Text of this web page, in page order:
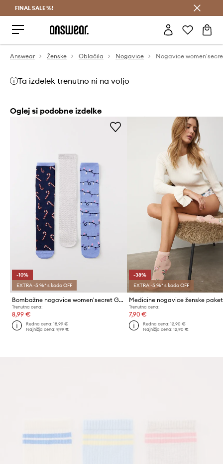
FINAL SALE %!
Answear Ženske Oblačila Nogavice Nogavice
Ta izdelek trenutno ni na voljo
Oglej si podobne izdelke
-10%
EXTRA -5 %* s kodo OFF
Bombažne nogavice women'secret GENERIC SOCKS PACKS 3-pack
Trenutna cena:
8,99 €
Redna cena:18,99 €
Najnižja cena:9,99 €
-38%
EXTRA -5 %* s kodo OFF
Trenutna cena:
7,90 €
Redna cena: 12,90 €
Najnižja cena: 12,90 €